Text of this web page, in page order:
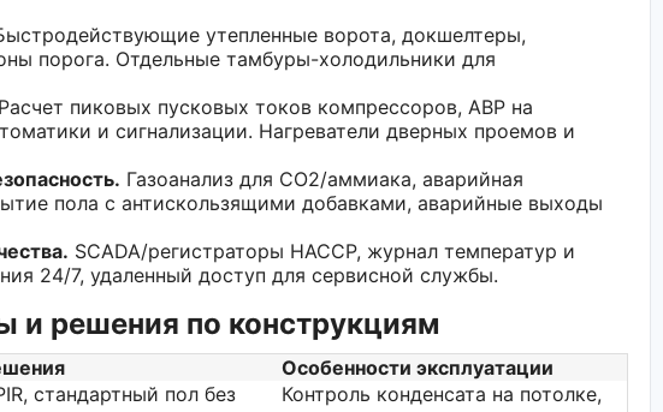
утепленные ворота, докшелтеры,
порога. Отдельные тамбуры-холодильники для
Расчет пиковых пусковых токов компрессоров, АВР на
и сигнализации. Нагреватели дверных проемов и
Газоанализ для CO2/аммиака, аварийная
пола с антискользящими добавками, аварийные выходы
SCADA/регистраторы HACCP, журнал температур и
24/7, удаленный доступ для сервисной службы.
и решения по конструкциям
Особенности эксплуатации
стандартный пол без
Контроль конденсата на потолке,